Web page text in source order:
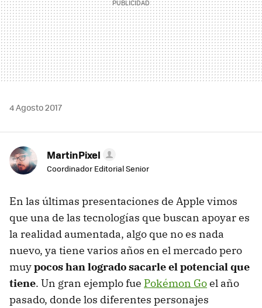
4 Agosto 2017
MartinPixel
Coordinador Editorial Senior
En las últimas presentaciones de Apple vimos
que una de las tecnologías que buscan apoyar es
la realidad aumentada, algo que no es nada
nuevo, ya tiene varios años en el mercado pero
muypocos han logrado sacarle el potencial que
tiene. Un gran ejemplo fue Pokémon Goel año
pasado, donde los diferentes personajes